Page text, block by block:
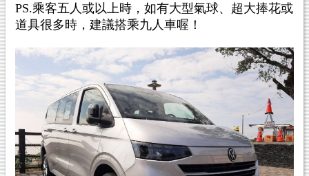
PS.乘客五人或以上時，如有大型氣球、超大捧花或
道具很多時 ， 建議搭乘九人車喔！